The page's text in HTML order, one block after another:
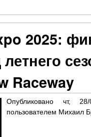
2025:
Raceway
Опубликовано чт,
пользователем Михаил